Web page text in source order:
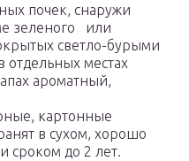
почек, снаружи
зеленого или
светло-бурыми
местах
ароматный,
картонные
в сухом, хорошо
сроком до 2 лет.